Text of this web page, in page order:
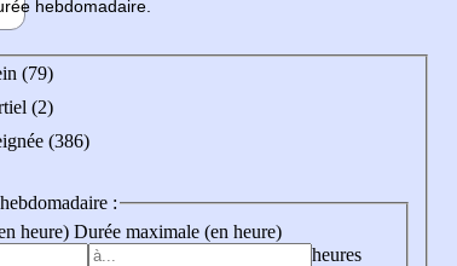
hebdomadaire
(79)
(2)
(386)
:
heure) Durée maximale (en heure)
heures